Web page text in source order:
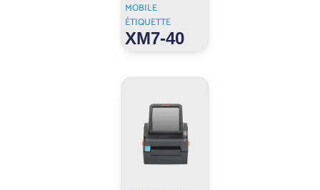
MOBILE
ÉTIQUETTE
XM7-40